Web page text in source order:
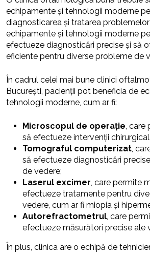
echipamente și tehnologii moderne
diagnosticarea și tratarea
echipamente și tehnologii moderne
efectueze diagnosticări precise și să
eficiente pentru diverse probleme de
În cadrul celei mai bune clinici
București, pacienții pot beneficia de
tehnologii moderne, cum ar fi:
Microscopul de operație ,
să efectueze intervenții
Tomograful computerizat ,
să efectueze diagnosticări
de vedere;
Laserul excimer , care permite
efectueze tratamente pentru
vedere, cum ar fi miopia și
Autorefractometrul , care
efectueze măsurători precise ale
În plus, clinica are o echipă de